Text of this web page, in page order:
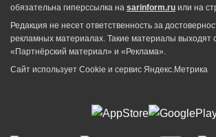
обязательна гиперссылка на sarinform.ru или на
Редакция не несет ответственность за
рекламных материалах. Такие материалы выходят
«Партнёрский материал» и «Реклама».
Сайт использует Cookie и сервиc Яндекс.Метрика